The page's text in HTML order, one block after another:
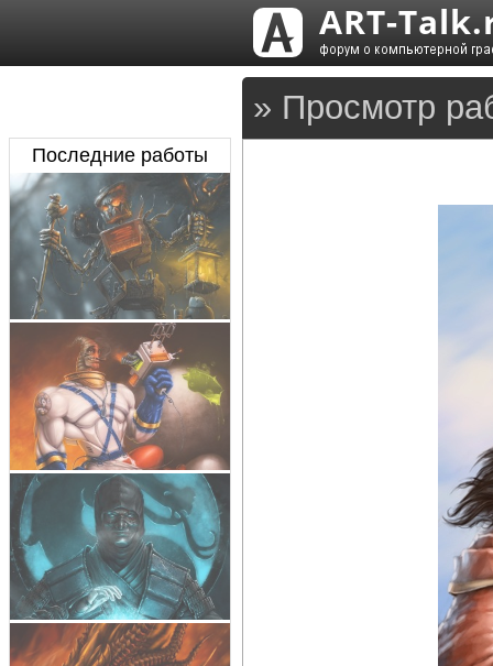
» Просмотр
Последние работы